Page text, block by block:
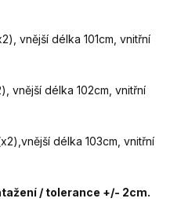
vnější délka 101cm, vnitřní
vnější délka 102cm, vnitřní
délka 103cm, vnitřní
/ tolerance +/- 2cm.